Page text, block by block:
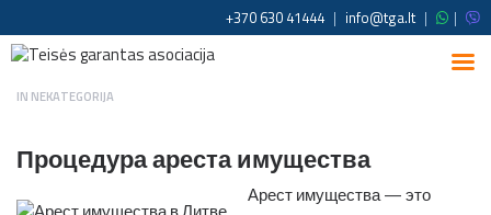
+370 630 41444 | info@tga.lt | |
IN NEKATEGORIJA
Процедура ареста имущества
Арест имущества — это